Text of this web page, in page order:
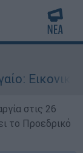
στις 26
το Προεδρικό